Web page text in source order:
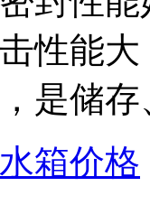
性能
是储
箱价格